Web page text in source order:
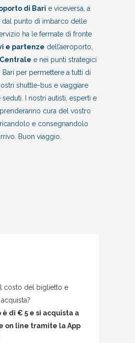
di Bari e viceversa, a
dal punto di imbarco delle
ha le fermate di fronte
e partenze dell’aeroporto,
e nei punti strategici
per permettere a tutti di
shuttle-bus e viaggiare
I nostri autisti, esperti e
cura del vostro
e consegnandolo
Buon viaggio.
costo del biglietto e
è di € 5 e si acquista a
on line tramite la App